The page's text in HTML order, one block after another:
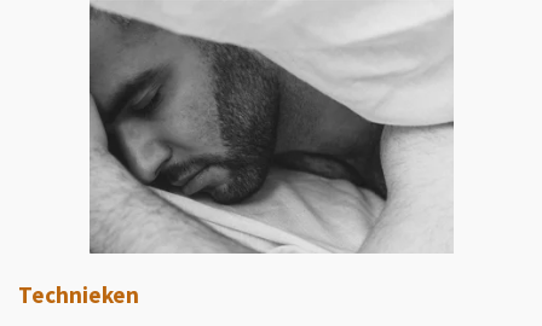
Technieken